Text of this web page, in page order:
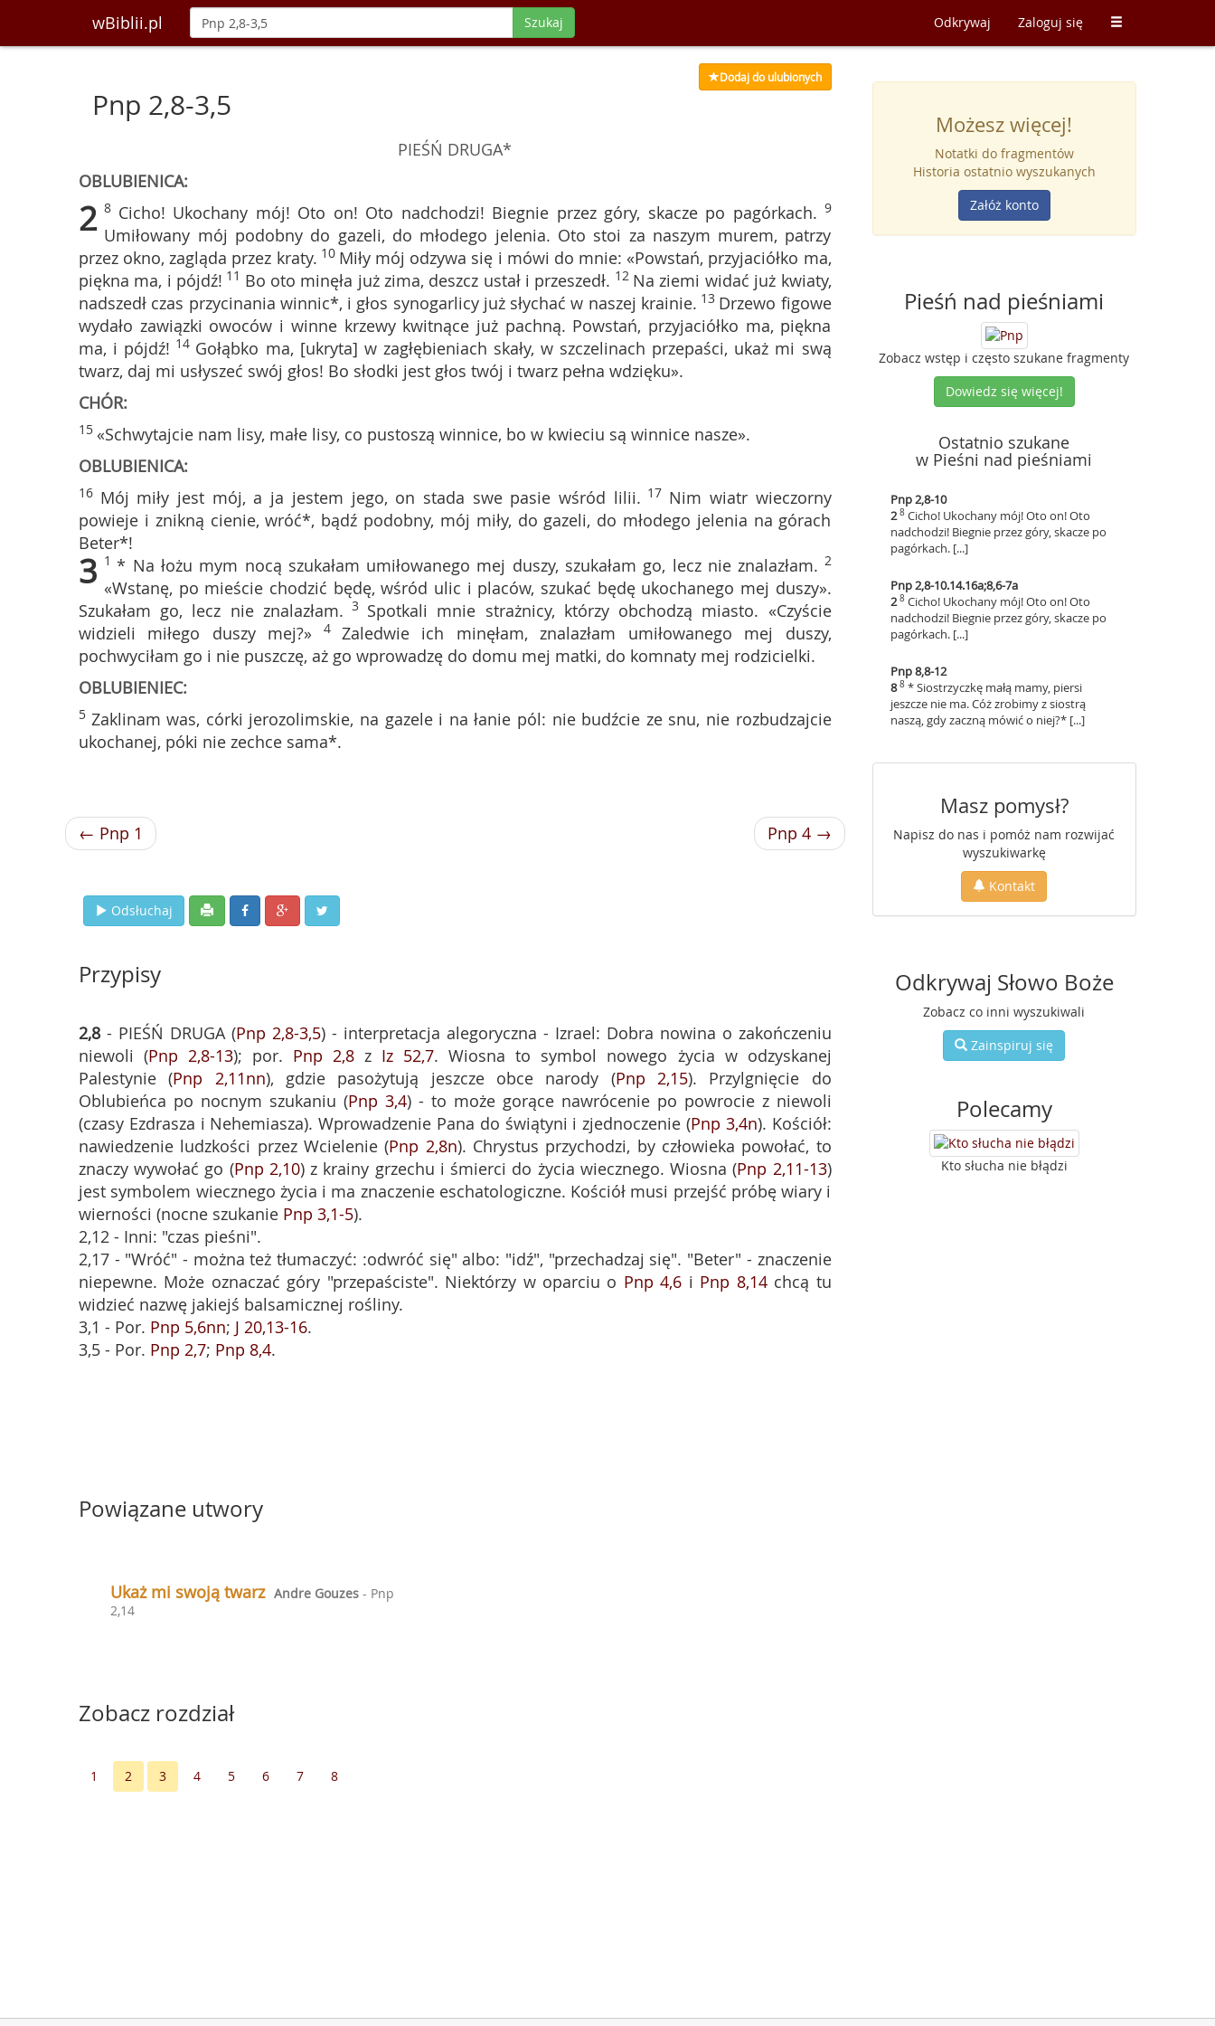
wBiblii.pl Szukaj Odkrywaj Zaloguj się
Dodaj do ulubionych
Pnp 2,8-3,5
PIEŚŃ DRUGA*
OBLUBIENICA:
2 8 Cicho! Ukochany mój! Oto on! Oto nadchodzi! Biegnie przez góry, skacze po pagórkach. 9
Umiłowany mój podobny do gazeli, do młodego jelenia. Oto stoi za naszym murem, patrzy
przez okno, zagląda przez kraty. 10 Miły mój odzywa się i mówi do mnie: «Powstań, przyjaciółko ma,
piękna ma, i pójdź! 11 Bo oto minęła już zima, deszcz ustał i przeszedł. 12 Na ziemi widać już kwiaty,
nadszedł czas przycinania winnic*, i głos synogarlicy już słychać w naszej krainie. 13 Drzewo figowe
wydało zawiązki owoców i winne krzewy kwitnące już pachną. Powstań, przyjaciółko ma, piękna
ma, i pójdź! 14 Gołąbko ma, [ukryta] w zagłębieniach skały, w szczelinach przepaści, ukaż mi swą
twarz, daj mi usłyszeć swój głos! Bo słodki jest głos twój i twarz pełna wdzięku».
CHÓR:
15 «Schwytajcie nam lisy, małe lisy, co pustoszą winnice, bo w kwieciu są winnice nasze».
OBLUBIENICA:
16 Mój miły jest mój, a ja jestem jego, on stada swe pasie wśród lilii. 17 Nim wiatr wieczorny
powieje i znikną cienie, wróć*, bądź podobny, mój miły, do gazeli, do młodego jelenia na górach
Beter*!
3 1* Na łożu mym nocą szukałam umiłowanego mej duszy, szukałam go, lecz nie znalazłam. 2
«Wstanę, po mieście chodzić będę, wśród ulic i placów, szukać będę ukochanego mej duszy».
Szukałam go, lecz nie znalazłam. 3 Spotkali mnie strażnicy, którzy obchodzą miasto. «Czyście
widzieli miłego duszy mej?» 4 Zaledwie ich minęłam, znalazłam umiłowanego mej duszy,
pochwyciłam go i nie puszczę, aż go wprowadzę do domu mej matki, do komnaty mej rodzicielki.
OBLUBIENIEC:
5 Zaklinam was, córki jerozolimskie, na gazele i na łanie pól: nie budźcie ze snu, nie rozbudzajcie
ukochanej, póki nie zechce sama*.
← Pnp 1 Pnp 4 →
Odsłuchaj
Przypisy
2,8 - PIEŚŃ DRUGA (Pnp 2,8-3,5) - interpretacja alegoryczna - Izrael: Dobra nowina o zakończeniu
niewoli (Pnp 2,8-13); por. Pnp 2,8 z Iz 52,7. Wiosna to symbol nowego życia w odzyskanej
Palestynie (Pnp 2,11nn), gdzie pasożytują jeszcze obce narody (Pnp 2,15). Przylgnięcie do
Oblubieńca po nocnym szukaniu (Pnp 3,4) - to może gorące nawrócenie po powrocie z niewoli
(czasy Ezdrasza i Nehemiasza). Wprowadzenie Pana do świątyni i zjednoczenie (Pnp 3,4n). Kościół:
nawiedzenie ludzkości przez Wcielenie (Pnp 2,8n). Chrystus przychodzi, by człowieka powołać, to
znaczy wywołać go (Pnp 2,10) z krainy grzechu i śmierci do życia wiecznego. Wiosna (Pnp 2,11-13)
jest symbolem wiecznego życia i ma znaczenie eschatologiczne. Kościół musi przejść próbę wiary i
wierności (nocne szukanie Pnp 3,1-5).
2,12 - Inni: "czas pieśni".
2,17 - "Wróć" - można też tłumaczyć: :odwróć się" albo: "idź", "przechadzaj się". "Beter" - znaczenie
niepewne. Może oznaczać góry "przepaściste". Niektórzy w oparciu o Pnp 4,6 i Pnp 8,14chcą tu
widzieć nazwę jakiejś balsamicznej rośliny.
3,1 - Por. Pnp 5,6nn; J 20,13-16.
3,5 - Por. Pnp 2,7; Pnp 8,4.
Powiązane utwory
Ukaż mi swoją twarz Andre Gouzes - Pnp
2,14
Zobacz rozdział
1 2 3 4 5 6 7 8
Możesz więcej!
Notatki do fragmentów
Historia ostatnio wyszukanych
Załóż konto
Pieśń nad pieśniami
Zobacz wstęp i często szukane fragmenty
Dowiedz się więcej!
Ostatnio szukane
w Pieśni nad pieśniami
Pnp 2,8-10
28 Cicho! Ukochany mój! Oto on! Oto
nadchodzi! Biegnie przez góry, skacze po
pagórkach. [...]
Pnp 2,8-10.14.16a;8,6-7a
28 Cicho! Ukochany mój! Oto on! Oto
nadchodzi! Biegnie przez góry, skacze po
pagórkach. [...]
Pnp 8,8-12
88 * Siostrzyczkę małą mamy, piersi
jeszcze nie ma. Cóż zrobimy z siostrą
naszą, gdy zaczną mówić o niej?* [...]
Masz pomysł?
Napisz do nas i pomóż nam rozwijać
wyszukiwarkę
Kontakt
Odkrywaj Słowo Boże
Zobacz co inni wyszukiwali
Zainspiruj się
Polecamy
Kto słucha nie błądzi